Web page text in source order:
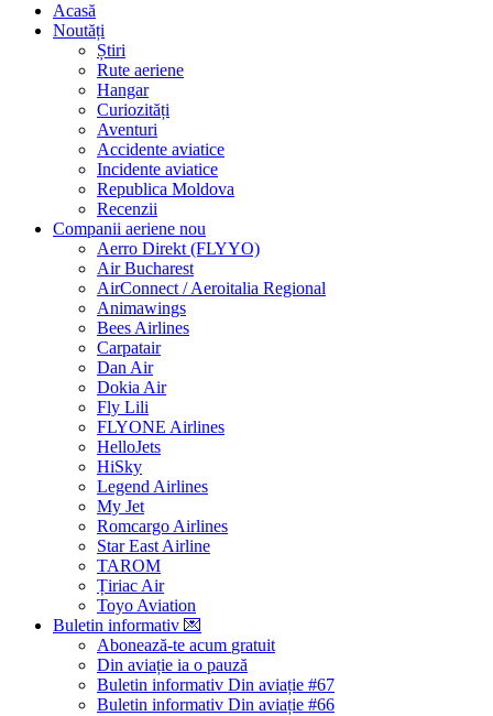
Acasă
Noutăți
Știri
Rute aeriene
Hangar
Curiozități
Aventuri
Accidente aviatice
Incidente aviatice
Republica Moldova
Recenzii
Companii aeriene nou
Aerro Direkt (FLYYO)
Air Bucharest
AirConnect / Aeroitalia Regional
Animawings
Bees Airlines
Carpatair
Dan Air
Dokia Air
Fly Lili
FLYONE Airlines
HelloJets
HiSky
Legend Airlines
My Jet
Romcargo Airlines
Star East Airline
TAROM
Țiriac Air
Toyo Aviation
Buletin informativ 💌
Abonează-te acum gratuit
Din aviație ia o pauză
Buletin informativ Din aviație #67
Buletin informativ Din aviație #66